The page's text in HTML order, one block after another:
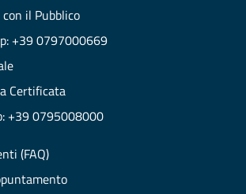
il Pubblico
+39 0797000669
Certificata
+39 0795008000
(FAQ)